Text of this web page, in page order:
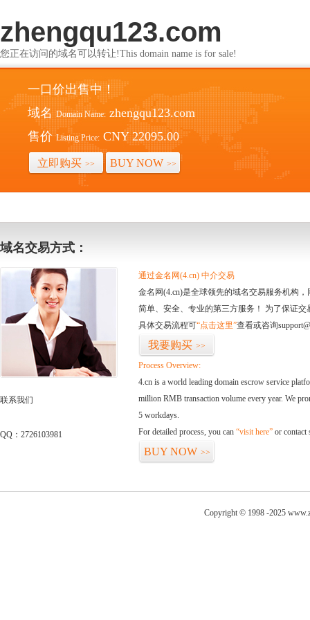
zhengqu123.com
您正在访问的域名可以转让!This domain name is for sale!
一口价出售中！
域名 Domain Name: zhengqu123.com
售价 Listing Price: CNY 22095.00
立即购买 >> BUY NOW >>
域名交易方式：
联系我们
QQ：2726103981
通过金名网(4.cn) 中介交易
金名网(4.cn)是全球领先的域名交易服务机构
简单、安全、专业的第三方服务！ 为了保证
具体交易流程可“点击这里”查看或咨询
我要购买 >>
Process Overview:
4.cn is a world leading domain escrow service
million RMB transaction volume every year. We
5 workdays.
For detailed process, you can “visit here” or contact
BUY NOW >>
Copyright © 1998 -2025